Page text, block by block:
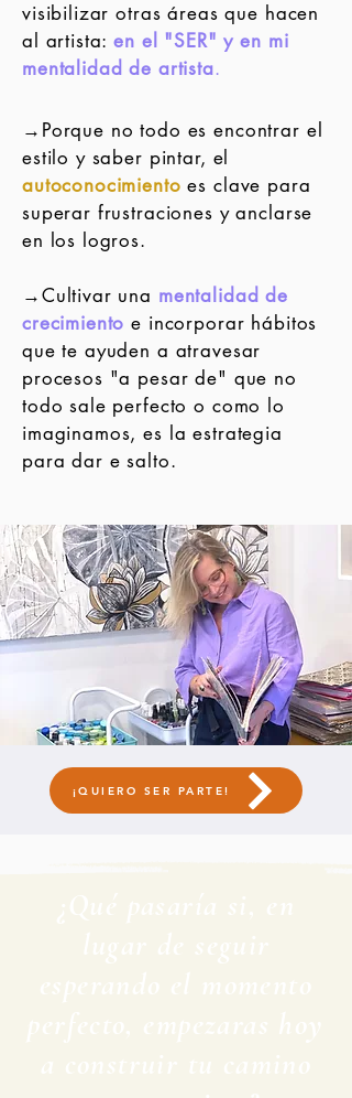
visibilizar otras áreas que hacen
al artista:en el "SER" y en mi
mentalidad de artista.
→Porque no todo es encontrar el
estilo y saber pintar, el
autoconocimiento es clave para
superar frustraciones y anclarse
en los logros.
→Cultivar una mentalidad de
crecimiento e incorporar hábitos
que te ayuden a atravesar
procesos "a pesar de" que no
todo sale perfecto o como lo
imaginamos, es la estrategia
para dar e salto.
¡QUIERO SER PARTE!